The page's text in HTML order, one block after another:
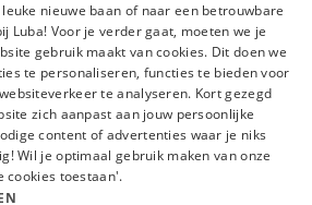
Voor werkgevers
Contact
InstagramFacebookLinkedIn YouTube
nieuwe baan of naar een betrouwbare
Luba! Voor je verder gaat, moeten we je
gebruik maakt van cookies. Dit doen we
te personaliseren, functies te bieden voor
te analyseren. Kort gezegd
zich aanpast aan jouw persoonlijke
content of advertenties waar je niks
Wil je optimaal gebruik maken van onze
cookies toestaan'.